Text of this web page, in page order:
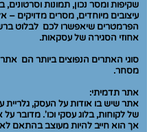
שקיפות ומסר נכון, תמונות וסרטונים,
עיצובים מיוחדים, מסרים מדויקים –
הפרמטרים שיאפשרו לכם לבלוט
אחוזי הסגירה של עסקאות.
סוגי האתרים הנפוצים ביותר הם
מסחר.
אתר תדמיתי:
אתר שיש בו אודות על העסק, גלריית
של לקוחות, בלוג עסקי וכו'. מדובר
אך הוא חייב להיות מעוצב בהתאם